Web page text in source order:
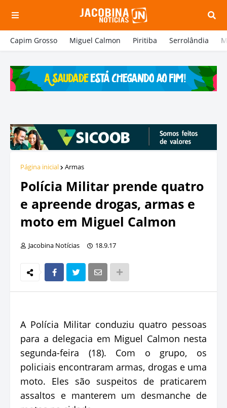
Capim Grosso Miguel Calmon Piritiba Serrolândia
Página inicial Armas
Polícia Militar prende quatro
e apreende drogas, armas e
moto em Miguel Calmon
Jacobina Notícias 18.9.17
A Polícia Militar conduziu quatro pessoas
para a delegacia em Miguel Calmon nesta
segunda-feira (18). Com o grupo, os
policiais encontraram armas, drogas e uma
moto. Eles são suspeitos de praticarem
assaltos e manterem um desmanche de